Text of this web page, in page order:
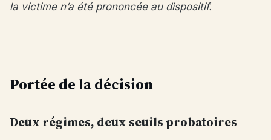
la victime n’a été prononcée au dispositif.
Portée de la décision
Deux régimes, deux seuils probatoires